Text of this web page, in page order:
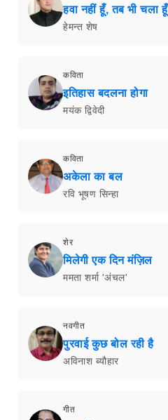
हवा नहीं हूँ, तब भी चला हूँ
हेमन्त शेष
कविता
इतिहास बदलना होगा
मयंक द्विवेदी
कविता
अकेला का बल
रवि भूषण सिन्हा
शेर
मिलेगी एक दिन मंज़िल
ममता शर्मा 'अंचल'
नवगीत
पुरवाई कुछ बोल रही है
अविनाश ब्यौहार
गीत